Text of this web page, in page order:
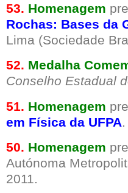
53. Homenagem
Rochas: Bases da
Lima (Sociedade
52. Medalha
Conselho Estadual
51. Homenagem
em Física da UFPA
50. Homenagem
Autónoma
2011.